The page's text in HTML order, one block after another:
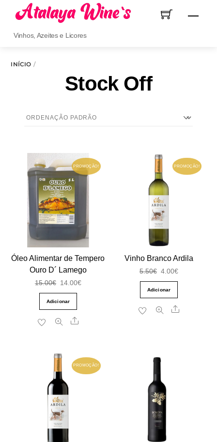
content
Menu
Vinhos, Azeites e Licores
INÍCIO
Stock Off
PROMOÇÃO!
Óleo Alimentar de Tempero
Ouro D´ Lamego
15.00€
O
original
era:
14.00€O
Adicionar
Share
PROMOÇÃO!
Vinho Branco Ardila
5.50€ O
original
era:
4.00€O
é:
Adicionar
Share
PROMOÇÃO!